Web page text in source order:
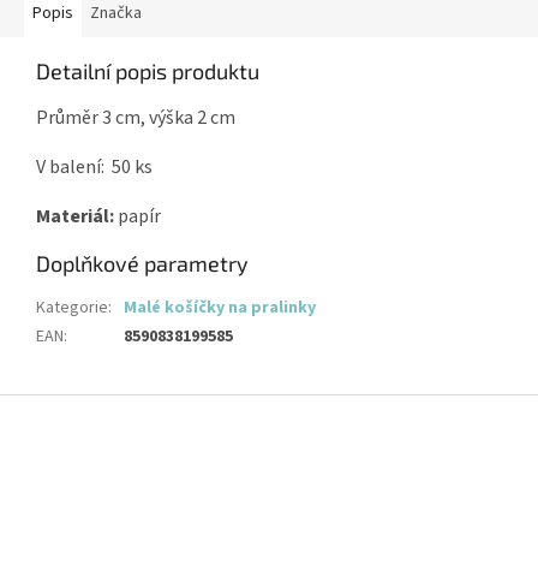
Popis Značka
Detailní popis produktu
Průměr 3 cm, výška 2 cm
V balení: 50 ks
Materiál:papír
Doplňkové parametry
Kategorie: Malé košíčky na pralinky
EAN: 8590838199585